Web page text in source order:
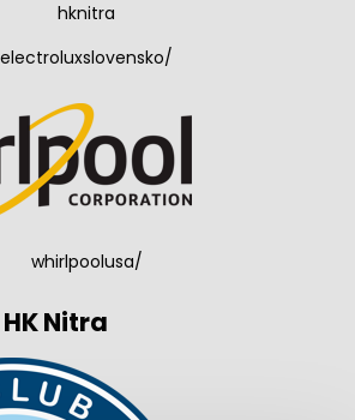
hknitra
electroluxslovensko/
whirlpoolusa/
Nitra